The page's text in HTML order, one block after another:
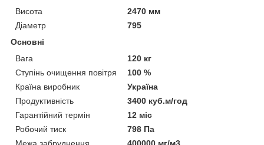
Висота
2470 мм
Діаметр
795
Основні
Вага
120 кг
Ступінь очищення повітря
100 %
Країна виробник
Україна
Продуктивність
3400 куб.м/год
Гарантійний термін
12 міс
Робочий тиск
798 Па
Межа забруднення
400000 мг/м3